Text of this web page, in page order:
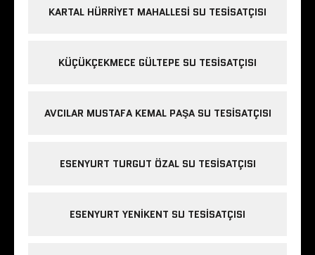
KARTAL HÜRRIYET MAHALLESI SU TESISATÇISI
KÜÇÜKÇEKMECE GÜLTEPE SU TESISATÇISI
AVCILAR MUSTAFA KEMAL PAŞA SU TESISATÇISI
ESENYURT TURGUT ÖZAL SU TESISATÇISI
ESENYURT YENIKENT SU TESISATÇISI